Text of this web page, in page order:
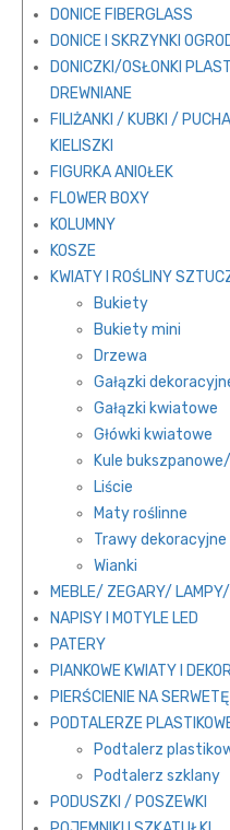
DONICE FIBERGLASS
DONICE I SKRZYNKI
DONICZKI/OSŁONKI
DREWNIANE
FILIŻANKI / KUBKI /
KIELISZKI
FIGURKA ANIOŁEK
FLOWER BOXY
KOLUMNY
KOSZE
KWIATY I ROŚLINY
Bukiety
Bukiety mini
Drzewa
Gałązki
Gałązki kwiatowe
Główki kwiatowe
Kule
Liście
Maty roślinne
Trawy dekoracyjne
Wianki
MEBLE/ ZEGARY/
NAPISY I MOTYLE LED
PATERY
PIANKOWE KWIATY I
PIERŚCIENIE NA
PODTALERZE
Podtalerz
Podtalerz szklany
PODUSZKI / POSZEWKI